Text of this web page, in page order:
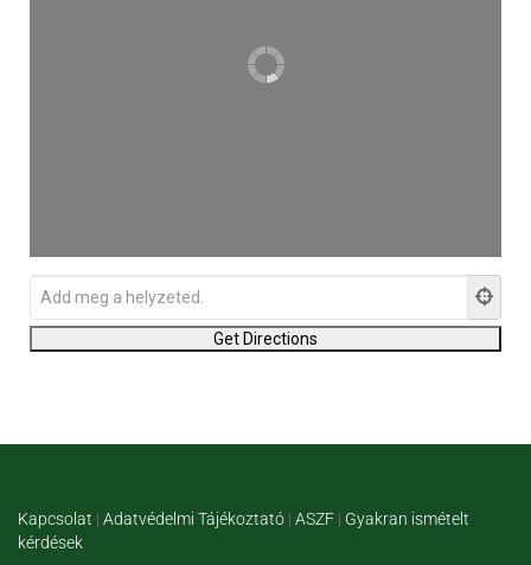
Kapcsolat | Adatvédelmi Tájékoztató | ASZF | Gyakran ismételt
kérdések